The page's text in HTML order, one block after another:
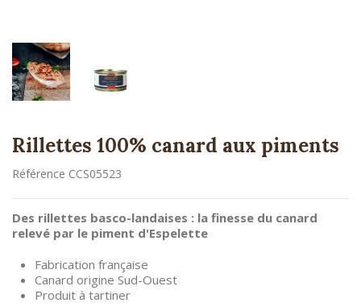
Rillettes 100% canard aux piments
Référence CCS05523
Des rillettes basco-landaises : la finesse du canard
relevé par le piment d'Espelette
Fabrication française
Canard origine Sud-Ouest
Produit à tartiner